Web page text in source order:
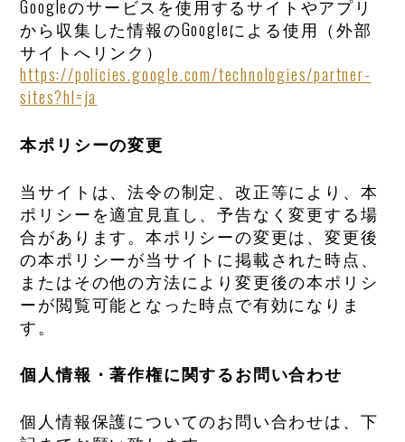
Googleのサービスを使用するサイトやアプリ
から収集した情報のGoogleによる使用（外部
サイトへリンク）
https://policies.google.com/technologies/partner-
sites?hl=ja
本ポリシーの変更
当サイトは、法令の制定、改正等により、本
ポリシーを適宜見直し、予告なく変更する場
合があります。本ポリシーの変更は、変更後
の本ポリシーが当サイトに掲載された時点、
またはその他の方法により変更後の本ポリシ
ーが閲覧可能となった時点で有効になりま
す。
個人情報・著作権に関するお問い合わせ
個人情報保護についてのお問い合わせは、下